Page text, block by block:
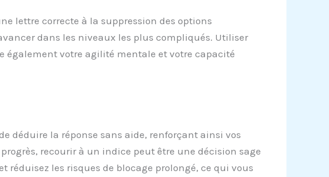
lettre correcte à la suppression des options
dans les niveaux les plus compliqués. Utiliser
également votre agilité mentale et votre capacité
déduire la réponse sans aide, renforçant ainsi vos
recourir à un indice peut être une décision sage
les risques de blocage prolongé, ce qui vous